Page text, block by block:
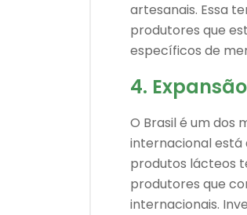
artesanais. Essa
produtores que
específicos de
4.
O Brasil é um dos
internacional está
produtos lácteos
produtores que
internacionais.